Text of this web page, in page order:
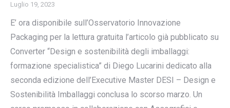
Luglio 19, 2023
E’ ora disponibile sull’Osservatorio Innovazione
Packaging per la lettura gratuita l’articolo già pubblicato su
Converter “Design e sostenibilità degli imballaggi:
formazione specialistica” di Diego Lucarini dedicato alla
seconda edizione dell’Executive Master DESI – Design e
Sostenibilità Imballaggi conclusa lo scorso marzo. Un